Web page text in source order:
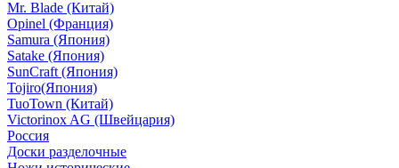
Mr. Blade (Китай)
Opinel (Франция)
Samura (Япония)
Satake (Япония)
SunCraft (Япония)
Tojiro(Япония)
TuoTown (Китай)
Victorinox AG (Швейцария)
Россия
Доски разделочные